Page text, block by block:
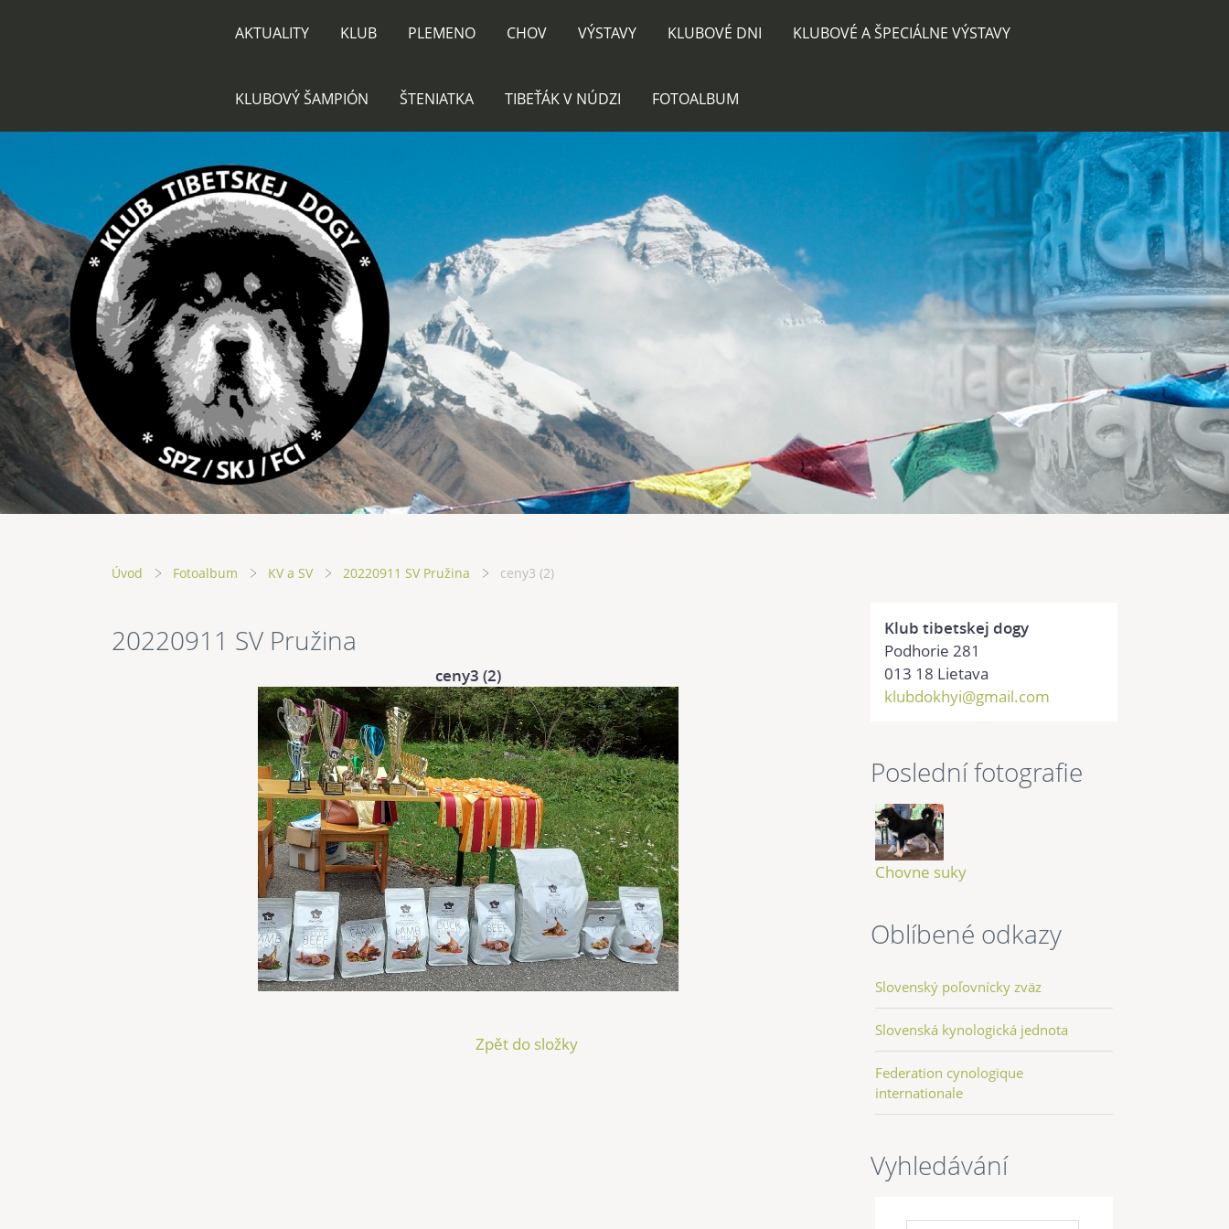
AKTUALITY KLUB PLEMENO CHOV VÝSTAVY KLUBOVÉ DNI KLUBOVÉ A ŠPECIÁLNE VÝSTAVY
KLUBOVÝ ŠAMPIÓN ŠTENIATKA TIBEŤÁK V NÚDZI FOTOALBUM
Úvod Fotoalbum KV a SV 20220911 SV Pružina ceny3 (2)
20220911 SV Pružina
ceny3 (2)
Zpět do složky
Klub tibetskej dogy
Podhorie 281
013 18 Lietava
klubdokhyi@gmail.com
Poslední fotografie
Chovne suky
Oblíbené odkazy
Slovenský poľovnícky zväz
Slovenská kynologická jednota
Federation cynologique
internationale
Vyhledávání